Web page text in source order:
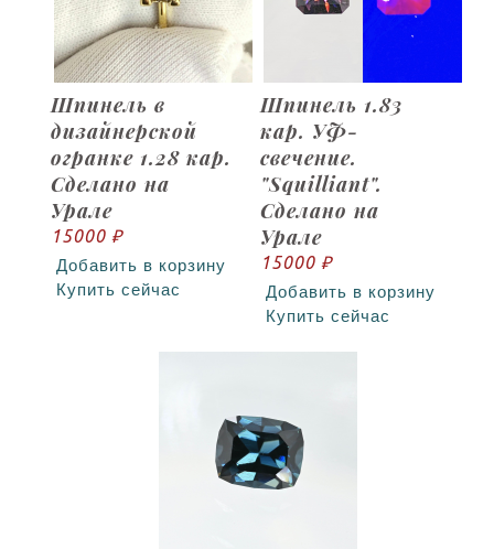
Шпинель в
дизайнерской
огранке 1.28 кар.
Сделано на
Урале
15000 ₽
Добавить в корзину
Купить сейчас
Шпинель 1.83
кар. УФ-
свечение.
"Squilliant".
Сделано на
Урале
15000 ₽
Добавить в корзину
Купить сейчас